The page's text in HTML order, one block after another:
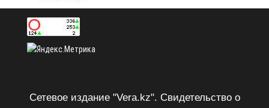
Сетевое издание "Vera.kz". Свидетельство о